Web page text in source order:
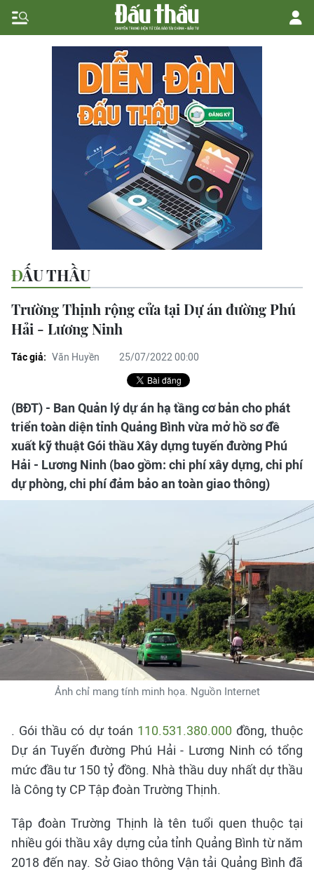
ĐẤU THẦU
Trường Thịnh rộng cửa tại Dự án đường Phú
Hải - Lương Ninh
Tác giả: Văn Huyền 25/07/2022 00:00
(BĐT) - Ban Quản lý dự án hạ tầng cơ bản cho phát
triển toàn diện tỉnh Quảng Bình vừa mở hồ sơ đề
xuất kỹ thuật Gói thầu Xây dựng tuyến đường Phú
Hải - Lương Ninh (bao gồm: chi phí xây dựng, chi phí
dự phòng, chi phí đảm bảo an toàn giao thông)
Ảnh chỉ mang tính minh họa. Nguồn Internet
. Gói thầu có dự toán 110.531.380.000 đồng, thuộc
Dự án Tuyến đường Phú Hải - Lương Ninh có tổng
mức đầu tư 150 tỷ đồng. Nhà thầu duy nhất dự thầu
là Công ty CP Tập đoàn Trường Thịnh.
Tập đoàn Trường Thịnh là tên tuổi quen thuộc tại
nhiều gói thầu xây dựng của tỉnh Quảng Bình từ năm
2018 đến nay. Sở Giao thông Vận tải Quảng Bình đã